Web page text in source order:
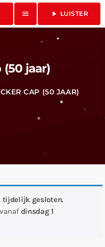
menu play_arrow LUISTER
(50 jaar)
CAP (50 JAAR)
tijdelijk gesloten.
dinsdag 1